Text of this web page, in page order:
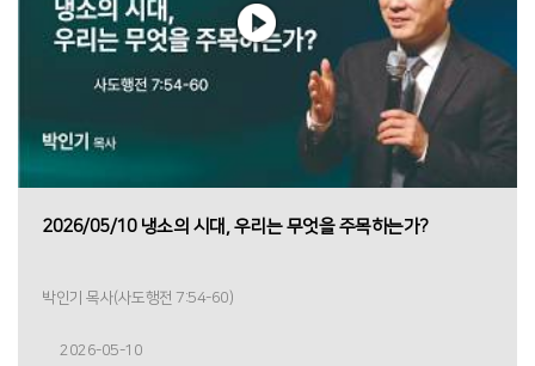
2026/05/10 냉소의 시대, 우리는 무엇을 주목하는가?
박인기 목사(사도행전 7:54-60)
2026-05-10